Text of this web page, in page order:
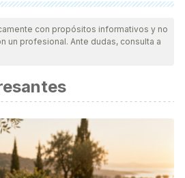
fueron revisadas a profundidad por
su calidad, confiabilidad,
de este artículo fue
Plantas medicinales. El Dioscórides
The Plant Book. A portable
plants.Cambridge: Cambridge UP.
con propósitos informativos y no
un profesional. Ante dudas, consulta a